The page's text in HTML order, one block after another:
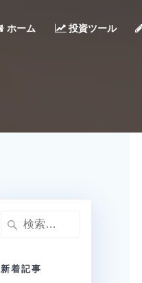
ホーム 投資ツール
検
新着記事